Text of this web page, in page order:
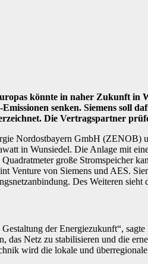
könnte in naher Zukunft in
senken. Siemens soll
Die Vertragspartner
Nordostbayern GmbH
in Wunsiedel. Die Anlage mit
große Stromspeicher
Venture von Siemens und AES.
Des Weiteren
der Energiezukunft“,
Netz zu stabilisieren und die
wird die lokale und